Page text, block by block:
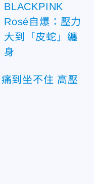
BLACKPINK
Rosé自爆：壓力
大到「皮蛇」纏
身
痛到坐不住 高壓